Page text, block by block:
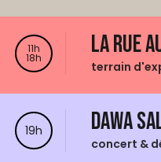
11h
18h La Rue
terrain
19h Dawa
concert &